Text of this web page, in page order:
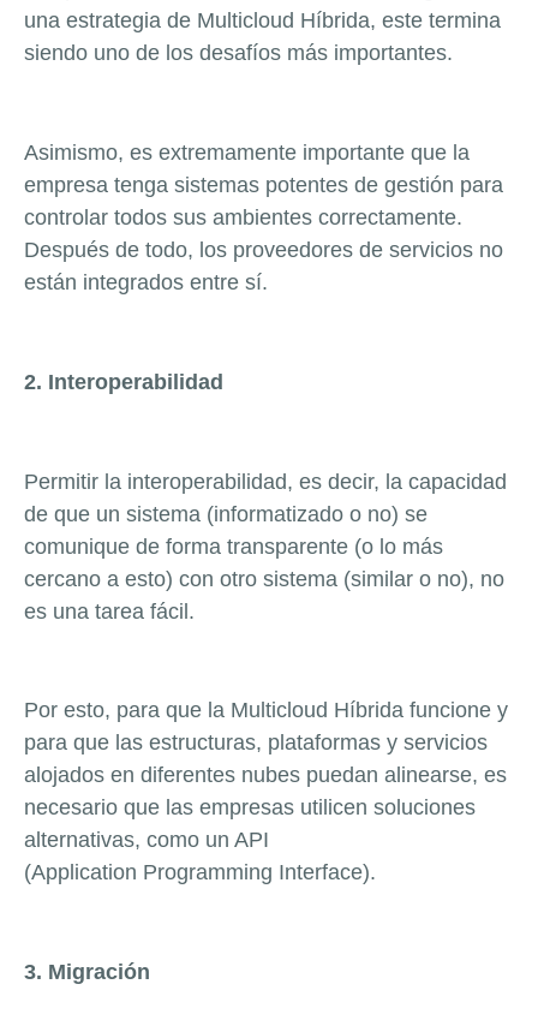
una estrategia de Multicloud Híbrida, este termina
siendo uno de los desafíos más importantes.
Asimismo, es extremamente importante que la
empresa tenga sistemas potentes de gestión para
controlar todos sus ambientes correctamente.
Después de todo, los proveedores de servicios no
están integrados entre sí.
2. Interoperabilidad
Permitir la interoperabilidad, es decir, la capacidad
de que un sistema (informatizado o no) se
comunique de forma transparente (o lo más
cercano a esto) con otro sistema (similar o no), no
es una tarea fácil.
Por esto, para que la Multicloud Híbrida funcione y
para que las estructuras, plataformas y servicios
alojados en diferentes nubes puedan alinearse, es
necesario que las empresas utilicen soluciones
alternativas, como un API
(Application Programming Interface).
3. Migración